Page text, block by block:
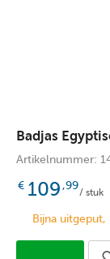
Badjas
Artikelnummer:
€ 109,99
/ stuk
Bijna